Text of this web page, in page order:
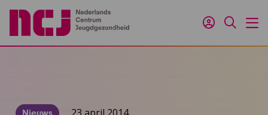
Inloggen
Zoeken